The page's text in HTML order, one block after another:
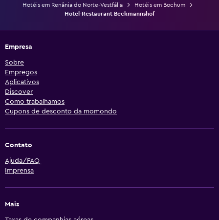
Hotéis em Renânia do Norte-Vestfália
Hotéis em Bochum
Hotel-Restaurant Beckmannshof
Empresa
Sobre
Empregos
Aplicativos
Discover
Como trabalhamos
Cupons de desconto da momondo
Contato
Ajuda/FAQ
Imprensa
Mais